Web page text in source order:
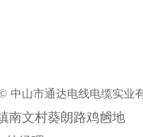
中山市通达电线电缆实业
南文村葵朗路鸡乸地